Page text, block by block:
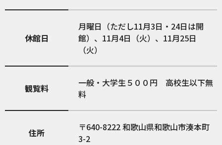
休館日
月曜日（ただし11月3日・24日は開
館）、11月4日（火）、11月25日
（火）
観覧料
一般・大学生５００円 高校生以下無
料
住所 640-8222和歌山県和歌山市湊本町
3-2